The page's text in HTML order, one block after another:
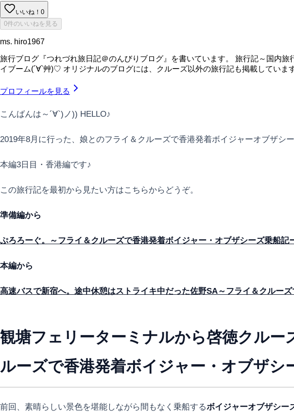
いいね！ 0
0件のいいねを見る
ms. hiro1967
旅行ブログ『つれづれ旅日記＠のんびりブログ』を書いています。 旅行記～国内
イブーム(´∀`艸)♡ オリジナルのブログには、クルーズ以外の旅行記も掲載していま
プロフィールを見る
こんばんは～´∀`)ノ)) HELLO♪
2019年8月に行った、娘とのフライ＆クルーズで香港発着ボイジャーオブザシー
本編3日目・香港編です♪
この旅行記を最初から見たい方はこちらからどうぞ。
準備編から
ぷろろーぐ。～フライ＆クルーズで香港発着ボイジャー・オブザシーズ乗船
本編から
高速バスで新宿へ。途中休憩はストライキ中だった佐野SA～フライ＆クルー
観塘フェリーターミナルから啓徳クル
ルーズで香港発着ボイジャー・オブザシ
前回、素晴らしい景色を堪能しながら間もなく乗船するボイジャーオブザシー